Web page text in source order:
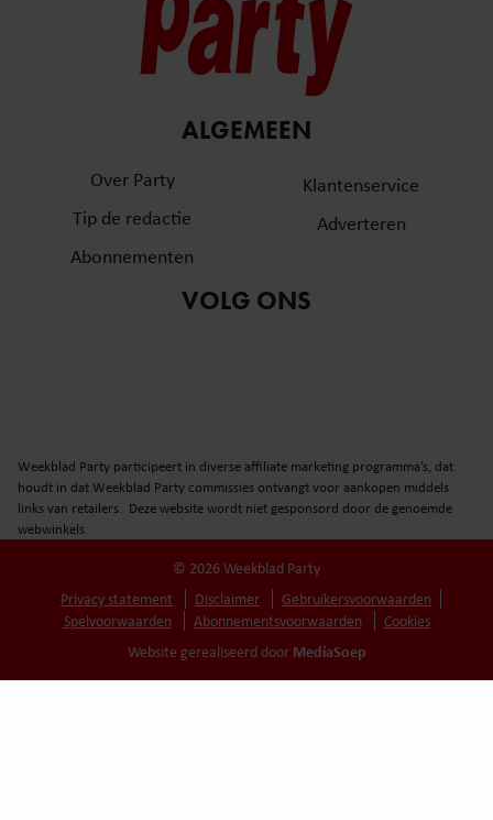
ALGEMEEN
Over Party
Tip de redactie
Abonnementen
Klantenservice
Adverteren
VOLG ONS
Weekblad Party participeert in diverse affiliate marketing programma’s, dat
houdt in dat Weekblad Party commissies ontvangt voor aankopen middels
links van retailers. Deze website wordt niet gesponsord door de genoemde
webwinkels.
© 2026 Weekblad Party
Privacy statement
Disclaimer
Gebruikersvoorwaarden
Spelvoorwaarden
Abonnementsvoorwaarden
Cookies
Website gerealiseerd door MediaSoep